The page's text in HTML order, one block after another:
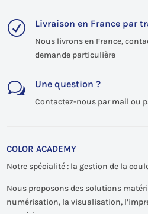
R Livraison en France par
Nous livrons en France,
demande particulière
w Une question ?
Contactez-nous par mail ou
COLOR ACADEMY
Notre spécialité : la gestion de la
Nous proposons des solutions
numérisation, la visualisation,